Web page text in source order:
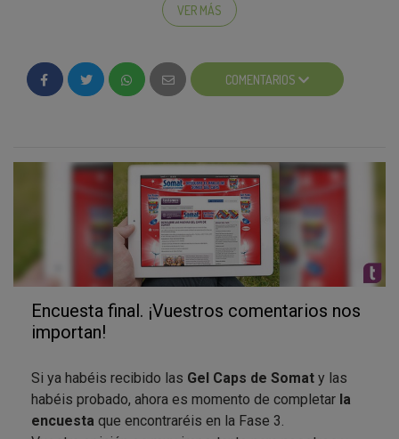
Recordad que los que no habéis conseguido superar
preferida.
¿Cuál os parece más original?
VER MÁS
COMENTARIOS
Encuesta final. ¡Vuestros comentarios nos
importan!
Si ya habéis recibido las Gel Caps de Somat y las
habéis probado, ahora es momento de completar la
encuesta que encontraréis en la Fase 3.